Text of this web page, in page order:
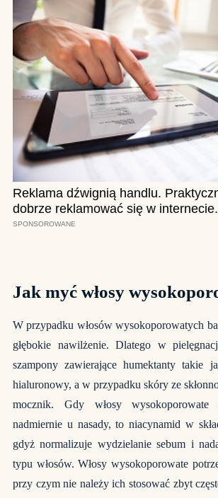
Jak myć włosy
W przypadku włosów wysokoporowatych
głębokie nawilżenie. Dlatego w
szampony zawierające humektanty takie
hialuronowy, a w przypadku skóry ze
mocznik. Gdy włosy wysokoporowate
nadmiernie u nasady, to niacynamid w
gdyż normalizuje wydzielanie sebum i
typu włosów. Włosy wysokoporowate
przy czym nie należy ich stosować zbyt